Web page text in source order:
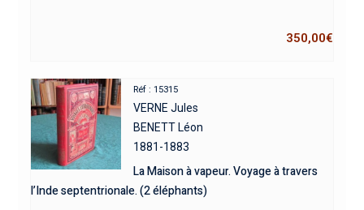
350,00€
Réf : 15315
VERNE Jules
BENETT Léon
1881-1883
La Maison à vapeur. Voyage à travers
l’Inde septentrionale. (2 éléphants)